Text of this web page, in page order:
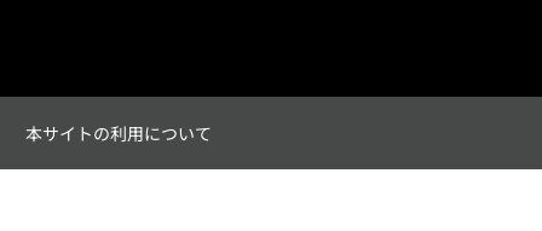
本サイトの利用について